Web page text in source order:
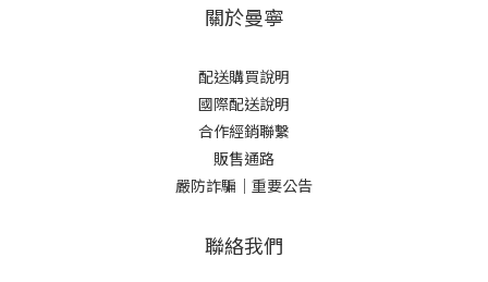
關於曼寧
配送購買說明
國際配送說明
合作經銷聯繫
販售通路
嚴防詐騙｜重要公告
聯絡我們